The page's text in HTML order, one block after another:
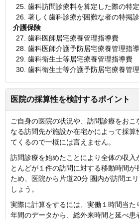
歯科訪問診療料を算定した際の特
著しく歯科診療が困難な者の特掲
介護保険
歯科医師居宅療養管理指導費
歯科医師介護予防居宅療養管理指
歯科衛生士等居宅療養管理指導費
歯科衛生士等介護予防居宅療養管
医院の採算性を検討するポイント
ご自身の医院の状況や、訪問診療をおこ
なる訪問先が施設か在宅かによって採算
てくるので一概には言えません。
訪問診療を始めたことにより全体の収入
とんどが１件の訪問に対する移動時間
ため、医院から片道20分 圏内が訪問エ
しょう。
実際に計算をするには、実働１時間当た
年間のデータから、総外来時間と延べ患